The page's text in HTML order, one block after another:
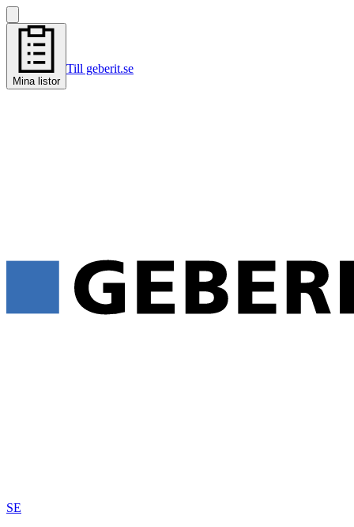
Mina listor
Till geberit.se
SE